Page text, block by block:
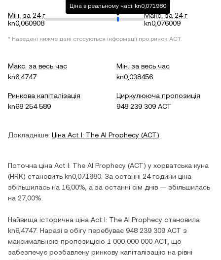
Мін. за 24 г
kn0,060908
Ціна в реальному часі: kn0,071980
Макс. за 24 г
kn0,076009
* Наведені нижче дані стосуються інформації про ринок ACT.
Макс. за весь час
kn6,4747
Мін. за весь час
kn0,038456
Ринкова капіталізація
kn68 254 589
Циркулююча пропозиція
948 239 309 ACT
Докладніше: Ціна Act I: The AI Prophecy (ACT)
Поточна ціна Act I: The AI Prophecy (ACT) у хорватська куна
(HRK) становить kn0,071980 . За останні 24 години ціна
збільшилась на 16,00% , а за останні сім днів — збільшилась
на 27,00%
Найвища історична ціна Act I: The AI Prophecy становила
kn6,4747 . Наразі в обігу перебуває 948 239 309 ACT з
максимальною пропозицією 1 000 000 000 ACT , що
забезпечує розбавлену ринкову капіталізацію на рівні